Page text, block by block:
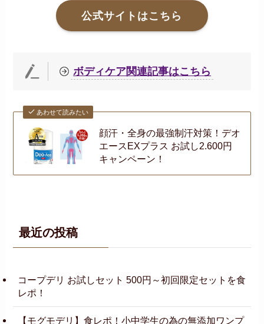
公式サイトはこちら
ボディケア関連記事はこちら
あわせて読みたい
顔汗・全身の最強制汗対策！デオ
エースEXプラス お試し2.600円
キャンペーン！
最近の投稿
コープデリ お試しセット 500円～初回限定セットを食
レポ！
【モグモデリ】食レポ！小中学生の為の無添加ワンプ